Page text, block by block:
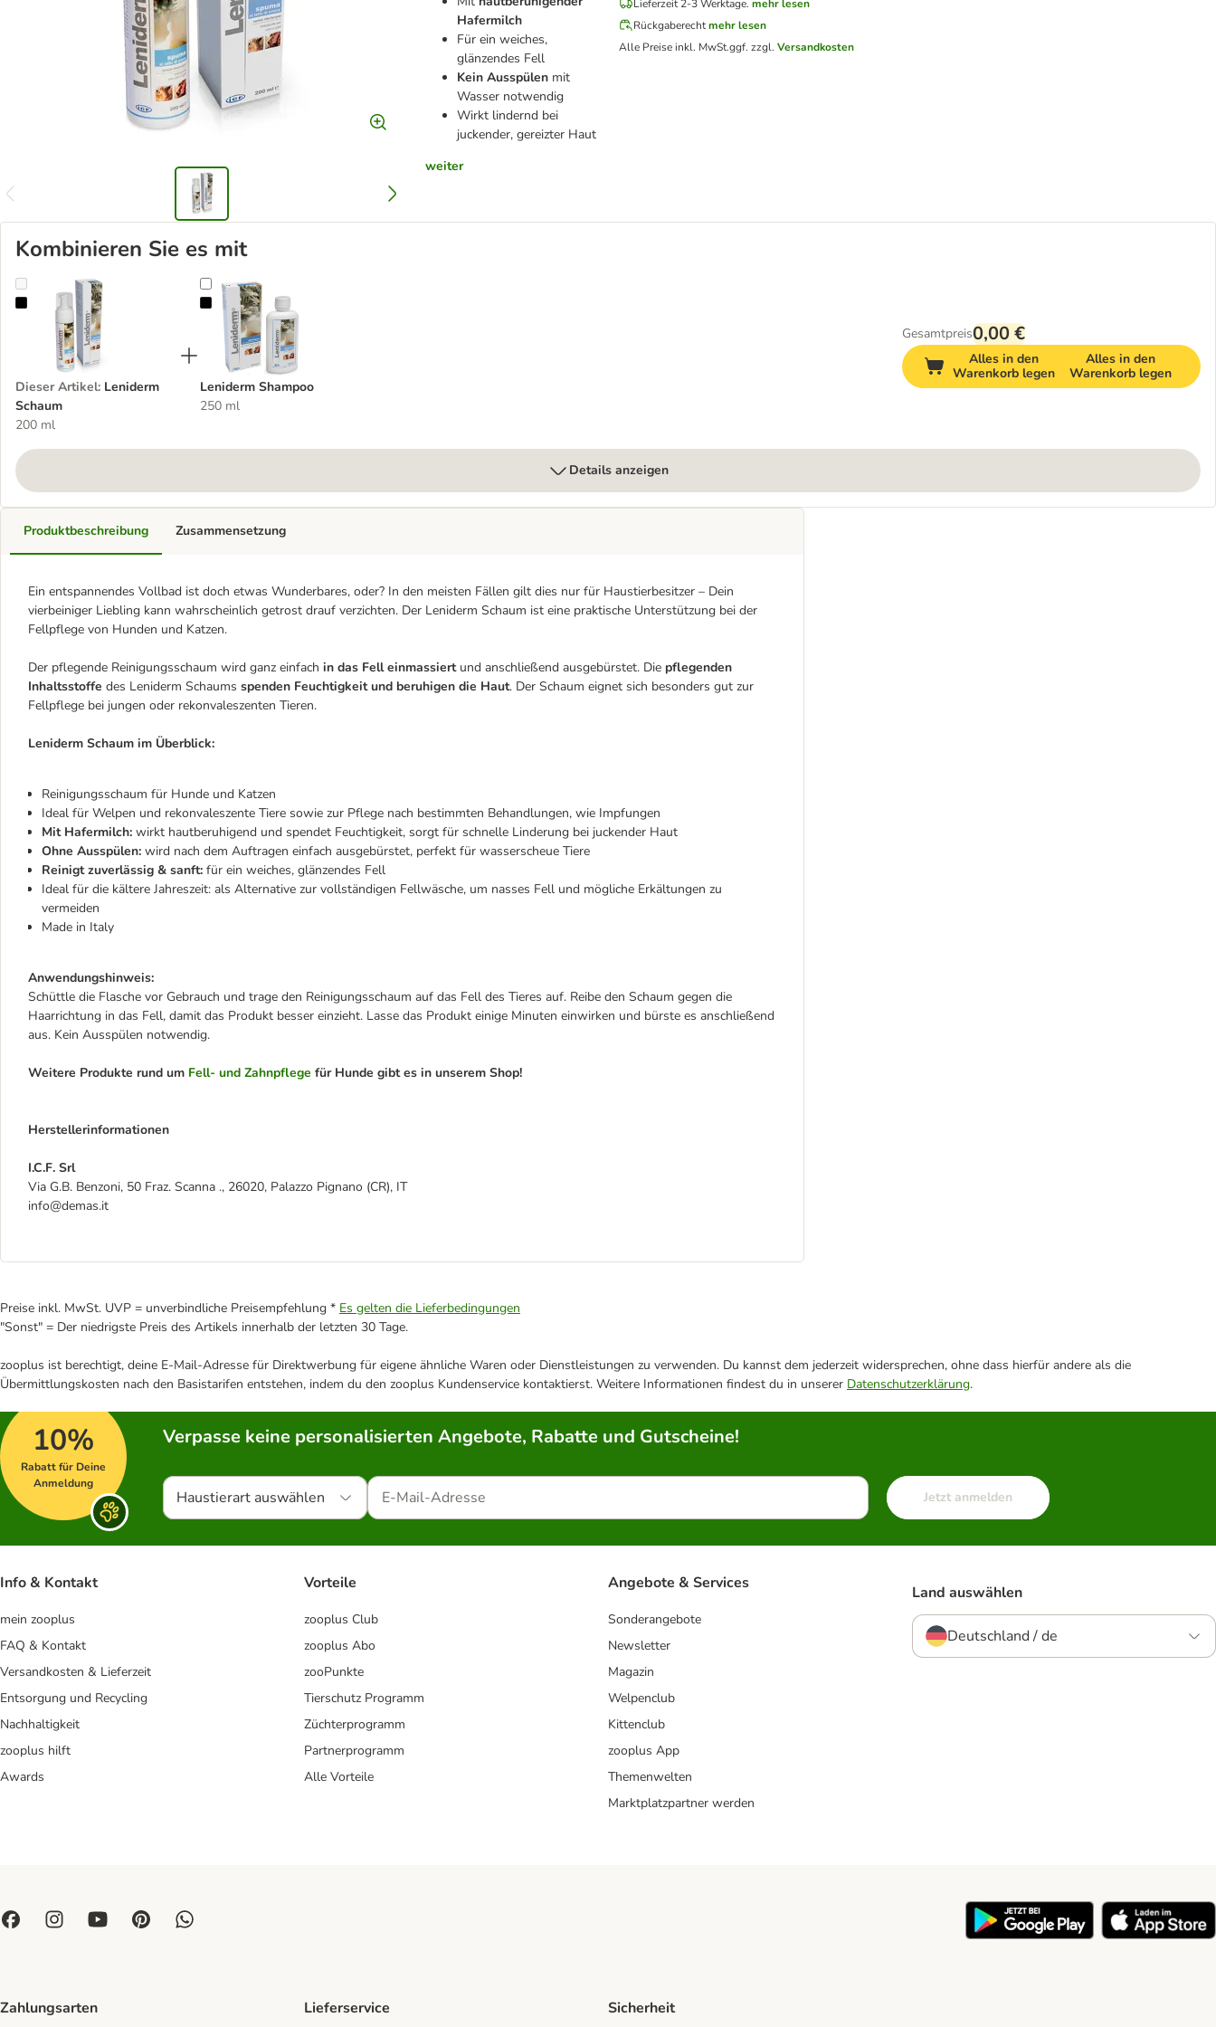
Hafermilch
Für ein weiches,
glänzendes Fell
Kein Ausspülen mit
Wasser notwendig
Wirkt lindernd bei
juckender, gereizter Haut
weiter
Lieferzeit 2-3 Werktage. mehr lesen
Rückgaberechtmehr lesen
Alle Preise inkl. MwSt.ggf. zzgl. Versandkosten
Kombinieren Sie es mit
Leniderm Schaum
Dieser Artikel: Leniderm
Schaum
200 ml
Leniderm Shampoo
Leniderm Shampoo
250 ml
Gesamtpreis0,00 €
Alles in den
Warenkorb legen
Alles in den
Warenkorb legen
Details anzeigen
Produktbeschreibung
Ein entspannendes Vollbad ist doch etwas Wunderbares, oder? In den meisten Fällen gilt dies nur für Haustierbesitzer – Dein
vierbeiniger Liebling kann wahrscheinlich getrost drauf verzichten. Der Leniderm Schaum ist eine praktische Unterstützung bei der
Fellpflege von Hunden und Katzen.
Der pflegende Reinigungsschaum wird ganz einfach in das Fell einmassiertund anschließend ausgebürstet. Die pflegenden
Inhaltsstoffe des Leniderm Schaums spenden Feuchtigkeit und beruhigen die Haut. Der Schaum eignet sich besonders gut zur
Fellpflege bei jungen oder rekonvaleszenten Tieren.
Leniderm Schaum im Überblick:
Reinigungsschaum für Hunde und Katzen
Ideal für Welpen und rekonvaleszente Tiere sowie zur Pflege nach bestimmten Behandlungen, wie Impfungen
Mit Hafermilch: wirkt hautberuhigend und spendet Feuchtigkeit, sorgt für schnelle Linderung bei juckender Haut
Ohne Ausspülen: wird nach dem Auftragen einfach ausgebürstet, perfekt für wasserscheue Tiere
Reinigt zuverlässig & sanft: für ein weiches, glänzendes Fell
Ideal für die kältere Jahreszeit: als Alternative zur vollständigen Fellwäsche, um nasses Fell und mögliche Erkältungen zu
vermeiden
Made in Italy
Anwendungshinweis:
Schüttle die Flasche vor Gebrauch und trage den Reinigungsschaum auf das Fell des Tieres auf. Reibe den Schaum gegen die
Haarrichtung in das Fell, damit das Produkt besser einzieht. Lasse das Produkt einige Minuten einwirken und bürste es anschließend
aus. Kein Ausspülen notwendig.
Weitere Produkte rund um Fell- und Zahnpflege für Hunde gibt es in unserem Shop!
Herstellerinformationen
I.C.F. Srl
Via G.B. Benzoni, 50 Fraz. Scanna ., 26020, Palazzo Pignano (CR), IT
info@demas.it
Zusammensetzung
Preise inkl. MwSt. UVP = unverbindliche Preisempfehlung * Es gelten die Lieferbedingungen
"Sonst" = Der niedrigste Preis des Artikels innerhalb der letzten 30 Tage.
zooplus ist berechtigt, deine E-Mail-Adresse für Direktwerbung für eigene ähnliche Waren oder Dienstleistungen zu verwenden. Du kannst dem jederzeit widersprechen, ohne dass hierfür andere als die
Übermittlungskosten nach den Basistarifen entstehen, indem du den zooplus Kundenservice kontaktierst. Weitere Informationen findest du in unserer Datenschutzerklärung.
10%
Rabatt für Deine
Anmeldung
Verpasse keine personalisierten Angebote, Rabatte und Gutscheine!
Haustierart auswählen Jetzt anmelden
Info & Kontakt
mein zooplus
FAQ & Kontakt
Versandkosten & Lieferzeit
Entsorgung und Recycling
Nachhaltigkeit
zooplus hilft
Awards
Vorteile
zooplus Club
zooplus Abo
zooPunkte
Tierschutz Programm
Züchterprogramm
Partnerprogramm
Alle Vorteile
Angebote & Services
Sonderangebote
Newsletter
Magazin
Welpenclub
Kittenclub
zooplus App
Themenwelten
Marktplatzpartner werden
Land auswählen
Deutschland / de
Zahlungsarten Lieferservice Sicherheit